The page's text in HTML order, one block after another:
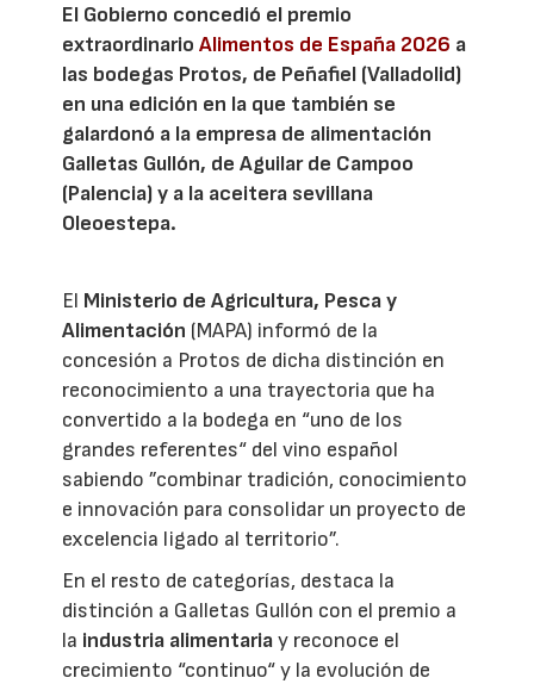
El Gobierno concedió el premio
extraordinarioAlimentos de España 2026 a
las bodegas Protos, de Peñafiel (Valladolid)
en una edición en la que también se
galardonó a la empresa de alimentación
Galletas Gullón, de Aguilar de Campoo
(Palencia) y a la aceitera sevillana
Oleoestepa.
El Ministerio de Agricultura, Pesca y
Alimentación (MAPA) informó de la
concesión a Protos de dicha distinción en
reconocimiento a una trayectoria que ha
convertido a la bodega en “uno de los
grandes referentes“ del vino español
sabiendo ”combinar tradición, conocimiento
e innovación para consolidar un proyecto de
excelencia ligado al territorio”.
En el resto de categorías, destaca la
distinción a Galletas Gullón con el premio a
la industria alimentariay reconoce el
crecimiento “continuo“ y la evolución de